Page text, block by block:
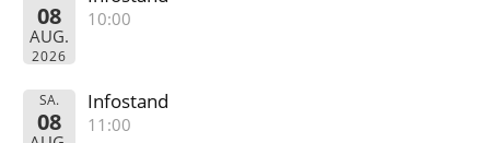
08
AUG.
2026
10:00
SA.
08
Infostand
11:00